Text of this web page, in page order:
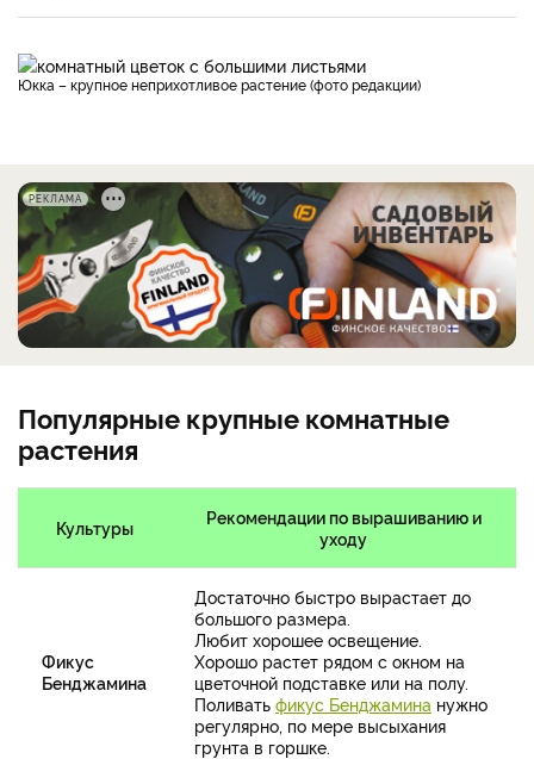
Юкка – крупное неприхотливое растение (фото редакции)
РЕКЛАМА
Популярные крупные комнатные
растения
Культуры
Рекомендации по вырашиванию и
уходу
Фикус
Бенджамина
Достаточно быстро вырастает до
большого размера.
Любит хорошее освещение.
Хорошо растет рядом с окном на
цветочной подставке или на полу.
Поливать фикус Бенджамина нужно
регулярно, по мере высыхания
грунта в горшке.